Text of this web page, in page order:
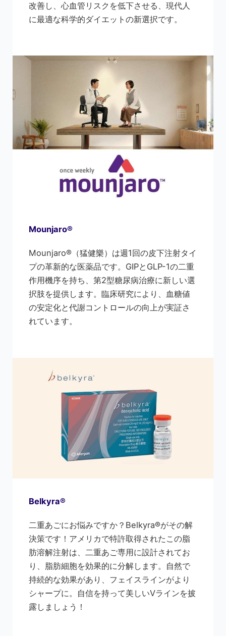
改善し、心血管リスクを低下させる、現代人
に最適な科学的ダイエットの新選択です。
Mounjaro®
Mounjaro®（猛健樂）は週1回の皮下注射タイ
プの革新的な医薬品です。GIPとGLP-1の二重
作用機序を持ち、第2型糖尿病治療に新しい選
択肢を提供します。臨床研究により、血糖値
の安定化と代謝コントロールの向上が実証さ
れています。
Belkyra®
二重あごにお悩みですか？Belkyra®がその解
決策です！アメリカで特許取得されたこの脂
肪溶解注射は、二重あご専用に設計されてお
り、脂肪細胞を効果的に分解します。自然で
持続的な効果があり、フェイスラインがより
シャープに。自信を持って美しいVラインを披
露しましょう！